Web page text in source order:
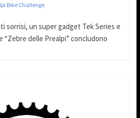
Bike Challenge
sorrisi, un super gadget Tek Series e
“Zebre delle Prealpi” concludono